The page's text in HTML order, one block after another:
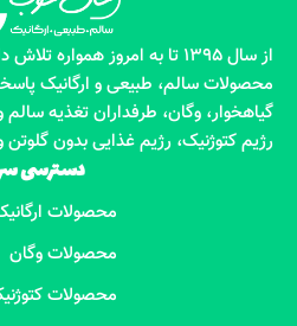
از سال 1395 تا به امروز
محصولات سالم، طبیعی و ارگانیک
گیاهخوار، وگان، طرفداران تغذیه
رژیم کتوژنیک، رژیم غذایی بدون
دسترسی
محصولات
محصولات وگان
محصولات